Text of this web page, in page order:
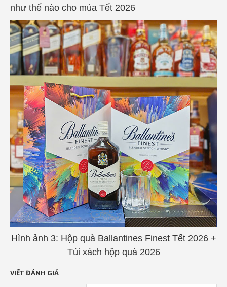
như thế nào cho mùa Tết 2026
Hình ảnh 3: Hộp quà Ballantines Finest Tết 2026 +
Túi xách hộp quà 2026
VIẾT ĐÁNH GIÁ